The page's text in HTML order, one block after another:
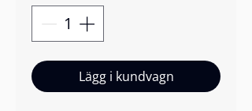
Lägg i kundvagn